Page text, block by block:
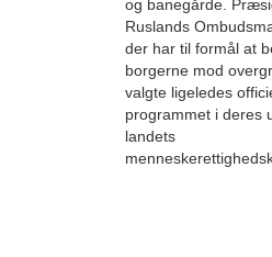
og banegårde.
Ruslands
der har til formål at
borgerne mod
valgte ligeledes
programmet i deres
landets